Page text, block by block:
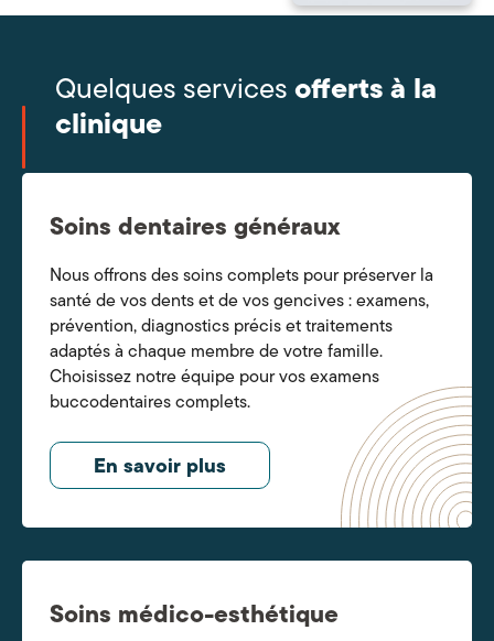
Quelques servicesofferts à la
clinique
Soins dentaires généraux
Nous offrons des soins complets pour préserver la
santé de vos dents et de vos gencives : examens,
prévention, diagnostics précis et traitements
adaptés à chaque membre de votre famille.
Choisissez notre équipe pour vos examens
buccodentaires complets.
En savoir plus
Soins médico-esthétique